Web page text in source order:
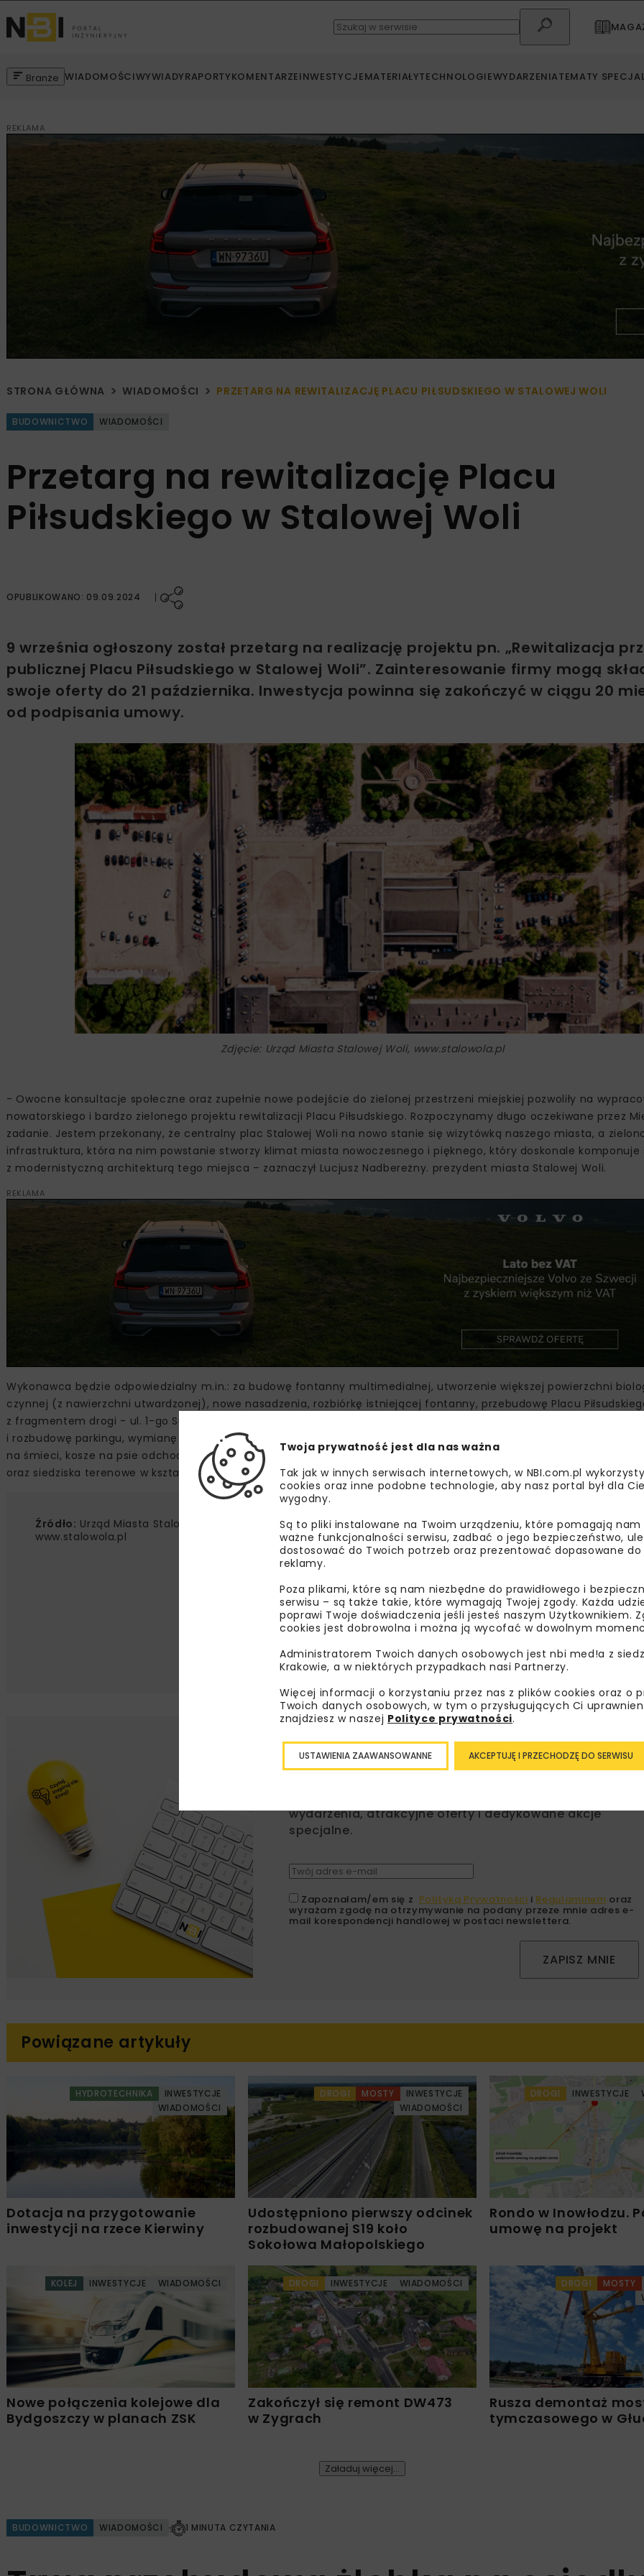
Branże WIADOMOŚCIWYWIADYRAPORTYKOMENTARZEINWESTYCJEMATERIAŁYTECHNOLOGIEWYDARZENIATEMATY
REKLAMA
STRONA GŁÓWNA WIADOMOŚCI PRZETARG NA REWITALIZACJĘ PLACU PIŁSUDSKIEGO W STALOWEJ WOLI
BUDOWNICTWO WIADOMOŚCI
Przetarg na rewitalizację Placu
Piłsudskiego w Stalowej Woli
OPUBLIKOWANO: 09.09.2024
9 września ogłoszony został przetarg na realizację projektu pn. „Rewitalizacja
publicznej Placu Piłsudskiego w Stalowej Woli”. Zainteresowanie firmy mogą
swoje oferty do 21 października. Inwestycja powinna się zakończyć w ciągu 20
od podpisania umowy.
Zdjęcie: Urząd Miasta Stalowej Woli, www.stalowola.pl
- Owocne konsultacje społeczne oraz zupełnie nowe podejście do zielonej przestrzeni miejskiej pozwoliły na
nowatorskiego i bardzo zielonego projektu rewitalizacji Placu Piłsudskiego. Rozpoczynamy długo oczekiwane przez
zadanie. Jestem przekonany, że centralny plac Stalowej Woli na nowo stanie się wizytówką naszego miasta, a
infrastruktura, która na nim powstanie stworzy klimat miasta nowoczesnego i pięknego, który doskonale komponuje
z modernistyczną architekturą tego miejsca – zaznaczył Lucjusz Nadbereżny. prezydent miasta Stalowej Woli.
REKLAMA
Wykonawca będzie odpowiedzialny m.in.: za budowę fontanny multimedialnej, utworzenie większej powierzchni
czynnej (z nawierzchni utwardzonej), nowe nasadzenia, rozbiórkę istniejącej fontanny, przebudowę Placu
z fragmentem drogi - ul. 1-go Sierpnia, przebudowę nawierzchni utwardzonych (placów, chodników i ścieżek),
i rozbudowę parkingu, wymianę nawierzchni parkingu, budowę obiektów rekreacji i małej architektury, takich jak:
na śmieci, kosze na psie odchody, stojaki dla rowerów, wiata rowerowa, stoliki szachowe z krzesłami, plac zabaw dla
oraz siedziska terenowe w kształcie amfiteatru.
Źródło: Urząd Miasta Stalowej Woli,
www.stalowola.pl
FONTANNA
REWITALIZACJA PLACU PIŁSUDSKIEGO UM STALOWA
URZĄD MIASTA STALOWA
ZIELONO-NIEBIESKA
Lubisz wiedzieć więcej?
wydarzenia, atrakcyjne oferty i dedykowane akcje
specjalne.
Zapoznałam/em się z Polityką Prywatności i Regulaminem oraz
wyrażam zgodę na otrzymywanie na podany przeze mnie adres e-
mail korespondencji handlowej w postaci newslettera.
ZAPISZ MNIE
Powiązane artykuły
HYDROTECHNIKA
INWESTYCJE
WIADOMOŚCI
Dotacja na przygotowanie
inwestycji na rzece Kierwiny
DROGI MOSTY
INWESTYCJE
WIADOMOŚCI
Udostępniono pierwszy odcinek
rozbudowanej S19 koło
Sokołowa Małopolskiego
DROGI INWESTYCJE
Rondo w Inowłodzu.
umowę na projekt
KOLEJ INWESTYCJE WIADOMOŚCI
Nowe połączenia kolejowe dla
Bydgoszczy w planach ZSK
DROGI INWESTYCJE WIADOMOŚCI
Zakończył się remont DW473
w Zygrach
DROGI MOSTY
Rusza demontaż
tymczasowego w
Załaduj więcej...
BUDOWNICTWO WIADOMOŚCI 1 MINUTA CZYTANIA
Twoja prywatność jest dla nas ważna
Tak jak w innych serwisach internetowych, w NBI.com.pl
cookies oraz inne podobne technologie, aby nasz portal był dla
wygodny.
Są to pliki instalowane na Twoim urządzeniu, które pomagają nam
ważne funkcjonalności serwisu, zadbać o jego bezpieczeństwo,
dostosować do Twoich potrzeb oraz prezentować dopasowane
reklamy.
Poza plikami, które są nam niezbędne do prawidłowego i
serwisu – są także takie, które wymagają Twojej zgody. Każda
poprawi Twoje doświadczenia jeśli jesteś naszym Użytkownikiem.
cookies jest dobrowolna i można ją wycofać w dowolnym
Administratorem Twoich danych osobowych jest nbi med!a z
Krakowie, a w niektórych przypadkach nasi Partnerzy.
Więcej informacji o korzystaniu przez nas z plików cookies oraz o
Twoich danych osobowych, w tym o przysługujących Ci
znajdziesz w naszej Polityce prywatności.
AKCEPTUJĘ I PRZECHODZĘ DO SERWISU
USTAWIENIA ZAAWANSOWANNE